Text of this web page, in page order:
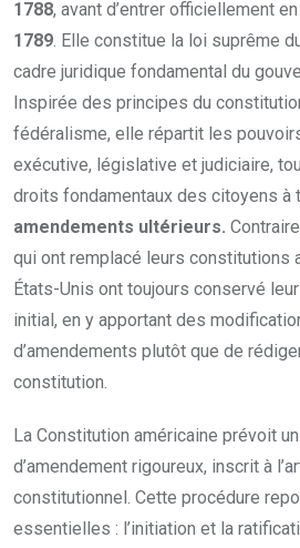
1788, avant d’entrer officiellement
1789. Elle constitue la loi suprême
cadre juridique fondamental du
Inspirée des principes du
fédéralisme, elle répartit les
exécutive, législative et judiciaire,
droits fondamentaux des citoyens à
amendements ultérieurs.
qui ont remplacé leurs constitutions
États-Unis ont toujours conservé
initial, en y apportant des
d’amendements plutôt que de
constitution.
La Constitution américaine prévoit
d’amendement rigoureux, inscrit à
constitutionnel. Cette procédure
essentielles : l’initiation et la